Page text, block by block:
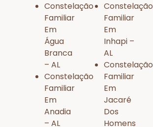
Constelação
Familiar
Em
Água
Branca
– AL
Constelação
Familiar
Em
Anadia
– AL
Constelação
Familiar
Em
Inhapi –
AL
Constelação
Familiar
Em
Jacaré
Dos
Homens